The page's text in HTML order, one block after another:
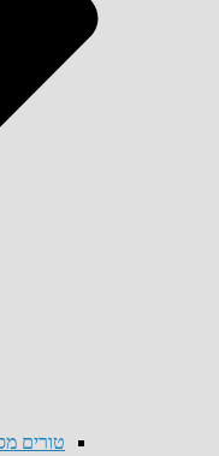
טורים